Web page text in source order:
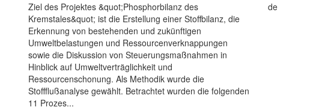
Ziel des Projektes &quot;Phosphorbilanz des
Kremstales&quot; ist die Erstellung einer Stoffbilanz, die
Erkennung von bestehenden und zukünftigen
Umweltbelastungen und Ressourcenverknappungen
sowie die Diskussion von Steuerungsmaßnahmen in
Hinblick auf Umweltverträglichkeit und
Ressourcenschonung. Als Methodik wurde die
Stoffflußanalyse gewählt. Betrachtet wurden die folgenden
11 Prozes...
de